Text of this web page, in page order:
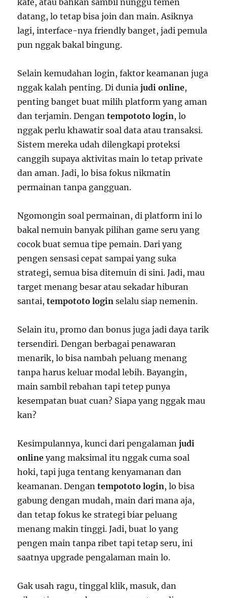
kafe, atau bahkan sambil nunggu temen
datang, lo tetap bisa join dan main. Asiknya
lagi, interface-nya friendly banget, jadi pemula
pun nggak bakal bingung.
Selain kemudahan login, faktor keamanan juga
nggak kalah penting. Di duniajudi online,
penting banget buat milih platform yang aman
dan terjamin. Dengantempototo login, lo
nggak perlu khawatir soal data atau transaksi.
Sistem mereka udah dilengkapi proteksi
canggih supaya aktivitas main lo tetap private
dan aman. Jadi, lo bisa fokus nikmatin
permainan tanpa gangguan.
Ngomongin soal permainan, di platform ini lo
bakal nemuin banyak pilihan game seru yang
cocok buat semua tipe pemain. Dari yang
pengen sensasi cepat sampai yang suka
strategi, semua bisa ditemuin di sini. Jadi, mau
target menang besar atau sekadar hiburan
santai,tempototo login selalu siap nemenin.
Selain itu, promo dan bonus juga jadi daya tarik
tersendiri. Dengan berbagai penawaran
menarik, lo bisa nambah peluang menang
tanpa harus keluar modal lebih. Bayangin,
main sambil rebahan tapi tetep punya
kesempatan buat cuan? Siapa yang nggak mau
kan?
Kesimpulannya, kunci dari pengalamanjudi
online yang maksimal itu nggak cuma soal
hoki, tapi juga tentang kenyamanan dan
keamanan. Dengantempototo login, lo bisa
gabung dengan mudah, main dari mana aja,
dan tetap fokus ke strategi biar peluang
menang makin tinggi. Jadi, buat lo yang
pengen main tanpa ribet tapi tetap seru, ini
saatnya upgrade pengalaman main lo.
Gak usah ragu, tinggal klik, masuk, dan